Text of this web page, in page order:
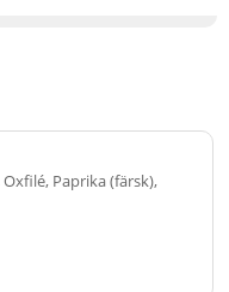
Paprika (färsk),